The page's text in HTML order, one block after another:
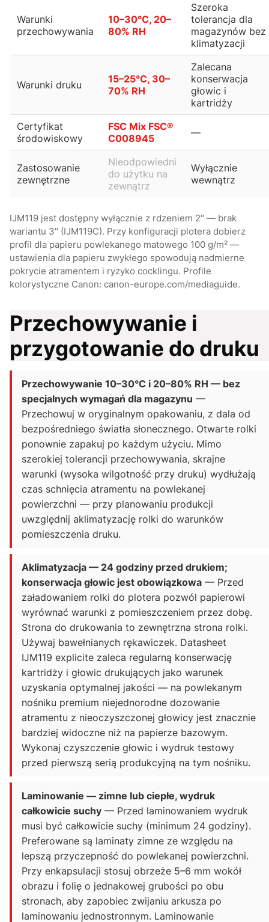
Warunki
przechowywania
10–30°C, 20–
80% RH
Szeroka
tolerancja dla
magazynów bez
klimatyzacji
Warunki druku
15–25°C, 30–
70% RH
Zalecana
konserwacja
głowic i
kartridży
Certyfikat
środowiskowy
FSC Mix FSC®
C008945
—
Zastosowanie
zewnętrzne
Nieodpowiedni
do użytku na
zewnątrz
Wyłącznie
wewnątrz
IJM119 jest dostępny wyłącznie z rdzeniem 2" — brak
wariantu 3" (IJM119C). Przy konfiguracji plotera dobierz
profil dla papieru powlekanego matowego 100 g/m² —
ustawienia dla papieru zwykłego spowodują nadmierne
pokrycie atramentem i ryzyko cocklingu. Profile
kolorystyczne Canon: canon-europe.com/mediaguide.
Przechowywanie i
przygotowanie do druku
Przechowywanie 10–30°C i 20–80% RH — bez
specjalnych wymagań dla magazynu —
Przechowuj w oryginalnym opakowaniu, z dala od
bezpośredniego światła słonecznego. Otwarte rolki
ponownie zapakuj po każdym użyciu. Mimo
szerokiej tolerancji przechowywania, skrajne
warunki (wysoka wilgotność przy druku) wydłużają
czas schnięcia atramentu na powlekanej
powierzchni — przy planowaniu produkcji
uwzględnij aklimatyzację rolki do warunków
pomieszczenia druku.
Aklimatyzacja — 24 godziny przed drukiem;
konserwacja głowic jest obowiązkowa — Przed
załadowaniem rolki do plotera pozwól papierowi
wyrównać warunki z pomieszczeniem przez dobę.
Strona do drukowania to zewnętrzna strona rolki.
Używaj bawełnianych rękawiczek. Datasheet
IJM119 explicite zaleca regularną konserwację
kartridży i głowic drukujących jako warunek
uzyskania optymalnej jakości — na powlekanym
nośniku premium niejednorodne dozowanie
atramentu z nieoczyszczonej głowicy jest znacznie
bardziej widoczne niż na papierze bazowym.
Wykonaj czyszczenie głowic i wydruk testowy
przed pierwszą serią produkcyjną na tym nośniku.
Laminowanie — zimne lub ciepłe, wydruk
całkowicie suchy — Przed laminowaniem wydruk
musi być całkowicie suchy (minimum 24 godziny).
Preferowane są laminaty zimne ze względu na
lepszą przyczepność do powlekanej powierzchni.
Przy enkapsulacji stosuj obrzeże 5–6 mm wokół
obrazu i folię o jednakowej grubości po obu
stronach, aby zapobiec zwijaniu arkusza po
laminowaniu jednostronnym. Laminowanie